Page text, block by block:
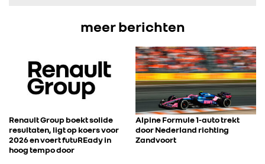
meer berichten
Renault Group boekt solide
resultaten, ligt op koers voor
2026 en voert futuREady in
hoog tempo door
Alpine Formule 1-auto trekt
door Nederland richting
Zandvoort